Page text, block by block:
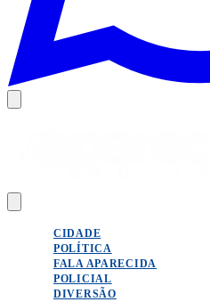
CIDADE
POLÍTICA
FALA APARECIDA
POLICIAL
DIVERSÃO